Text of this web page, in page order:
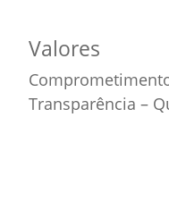
Valores
Transparência –